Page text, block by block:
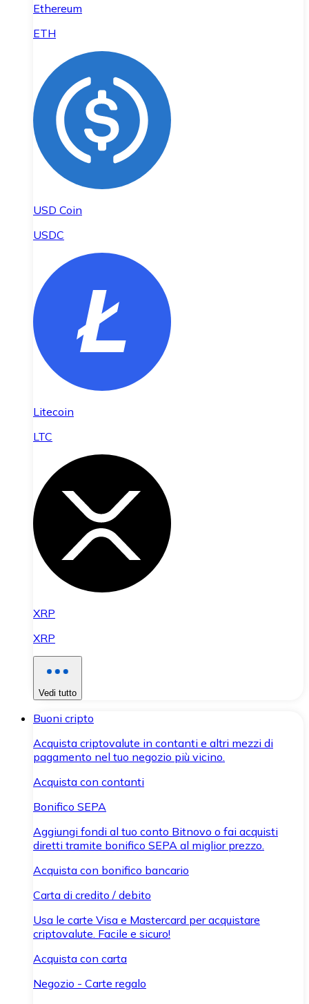
Ethereum
ETH
USD Coin
USDC
Litecoin
LTC
XRP
XRP
Vedi tutto
Buoni cripto
Acquista criptovalute in contanti e altri mezzi di
pagamento nel tuo negozio più vicino.
Acquista con contanti
Bonifico SEPA
Aggiungi fondi al tuo conto Bitnovo o fai acquisti
diretti tramite bonifico SEPA al miglior prezzo.
Acquista con bonifico bancario
Carta di credito / debito
Usa le carte Visa e Mastercard per acquistare
criptovalute. Facile e sicuro!
Acquista con carta
Negozio - Carte regalo